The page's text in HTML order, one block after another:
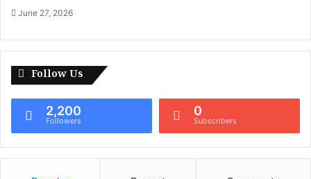
June 27, 2026
Follow Us
2,200
Followers
0
Subscribers